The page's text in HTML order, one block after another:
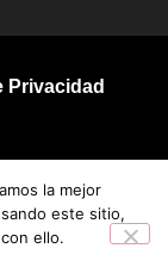
Privacidad
la mejor
este sitio,
ello.